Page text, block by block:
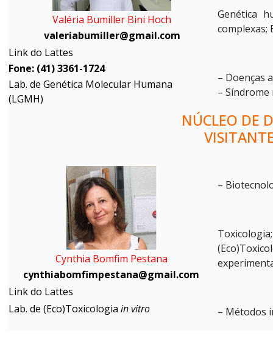
Valéria Bumiller Bini Hoch
valeriabumiller@gmail.com
Link do Lattes
Fone: (41) 3361-1724
Lab. de Genética Molecular Humana
(LGMH)
Genética
complexas;
– Doenças
–
NÚCLEO DE
Cynthia Bomfim Pestana
cynthiabomfimpestana@gmail.com
Link do Lattes
Lab. de (Eco)Toxicologia in vitro
–
– Métodos